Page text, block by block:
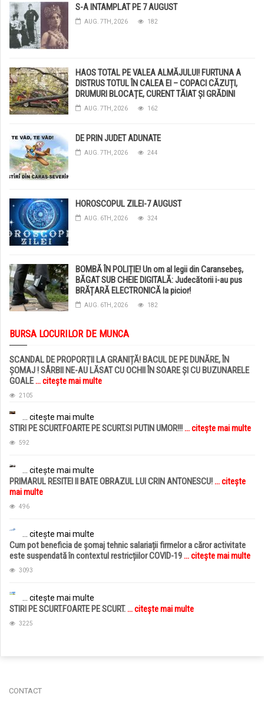
S-A INTAMPLAT PE 7 AUGUST
AUG. 7TH, 2026 182
HAOS TOTAL PE VALEA ALMĂJULUI! FURTUNA A
DISTRUS TOTUL ÎN CALEA EI – COPACI CĂZUȚI,
DRUMURI BLOCAȚE, CURENT TĂIAT ȘI GRĂDINI
DISTRUSE DE GRINDINĂ!
AUG. 7TH, 2026 162
DE PRIN JUDET ADUNATE
AUG. 7TH, 2026 244
HOROSCOPUL ZILEI-7 AUGUST
AUG. 6TH, 2026 324
BOMBĂ ÎN POLIȚIE! Un om al legii din Caransebeș,
BĂGAT SUB CHEIE DIGITALĂ: Judecătorii i-au pus
BRĂȚARĂ ELECTRONICĂ la picior!
AUG. 6TH, 2026 182
BURSA LOCURILOR DE MUNCA
SCANDAL DE PROPORȚII LA GRANIȚĂ! BACUL DE PE DUNĂRE, ÎN
ȘOMAJ ! SÂRBII NE-AU LĂSAT CU OCHII ÎN SOARE ȘI CU BUZUNARELE
GOALE... citește mai multe
2105
... citește mai multe
STIRI PE SCURT.FOARTE PE SCURT.SI PUTIN UMOR!!!... citește mai multe
592
... citește mai multe
PRIMARUL RESITEI II BATE OBRAZUL LUI CRIN ANTONESCU!... citește
mai multe
496
... citește mai multe
Cum pot beneficia de șomaj tehnic salariații firmelor a căror activitate
este suspendată în contextul restricțiilor COVID-19... citește mai multe
3093
... citește mai multe
STIRI PE SCURT.FOARTE PE SCURT.... citește mai multe
3225
CONTACT